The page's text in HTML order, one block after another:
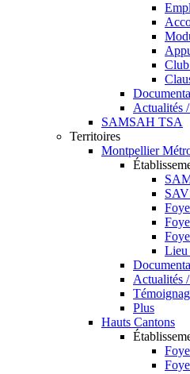
Actualités
SAMSAH TSA
Territoires
Montpellier
Lieu
Actualités
Plus
Hauts Cantons